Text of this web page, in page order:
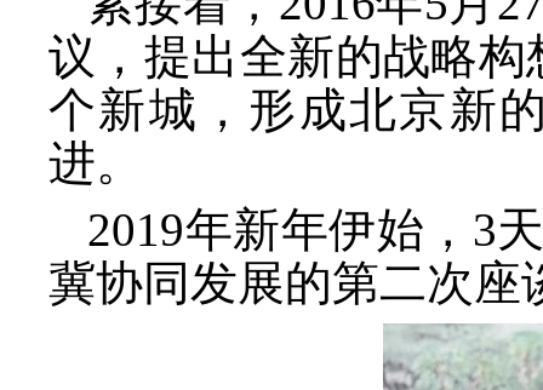
议，提出全新的战略
个新城，形成北京新
进。
2019年新年伊始，3
冀协同发展的第二次座